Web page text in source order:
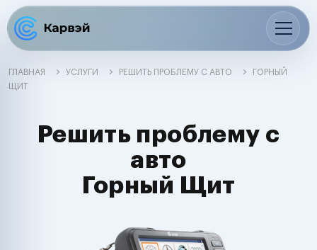
ГЛАВНАЯ УСЛУГИ РЕШИТЬ ПРОБЛЕМУ С АВТО
ГОРНЫЙ
ЩИТ
Решить проблему с
авто
Горный Щит